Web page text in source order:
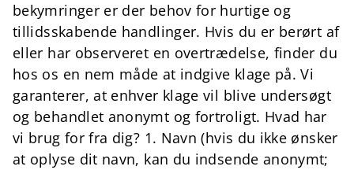
bekymringer er der behov for hurtige og
tillidsskabende handlinger. Hvis du er berørt af
eller har observeret en overtrædelse, finder du
hos os en nem måde at indgive klage på. Vi
garanterer, at enhver klage vil blive undersøgt
og behandlet anonymt og fortroligt. Hvad har
vi brug for fra dig? 1. Navn (hvis du ikke ønsker
at oplyse dit navn, kan du indsende anonymt;